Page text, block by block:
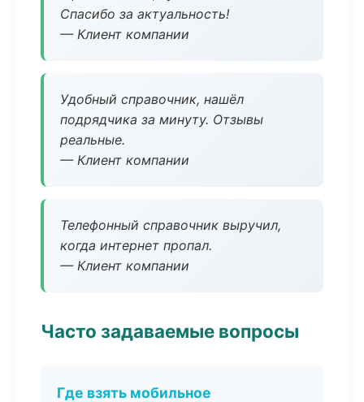
Спасибо за актуальность!
— Клиент компании
Удобный справочник, нашёл
подрядчика за минуту. Отзывы
реальные.
— Клиент компании
Телефонный справочник выручил,
когда интернет пропал.
— Клиент компании
Часто задаваемые вопросы
Где взять мобильное